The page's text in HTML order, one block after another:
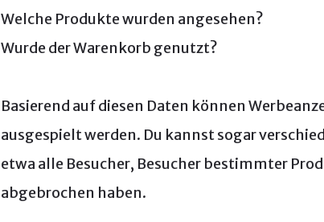
Welche Produkte wurden angesehen?
Wurde der Warenkorb genutzt?
Basierend auf diesen Daten können
ausgespielt werden. Du kannst sogar
etwa alle Besucher, Besucher bestimmter
abgebrochen haben.